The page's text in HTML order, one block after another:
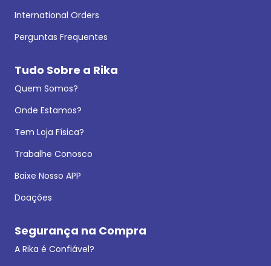
International Orders
Perguntas Frequentes
Tudo Sobre a Rika
Quem Somos?
Onde Estamos?
Tem Loja Física?
Trabalhe Conosco
Baixe Nosso APP
Doações
Segurança na Compra
A Rika é Confiável?